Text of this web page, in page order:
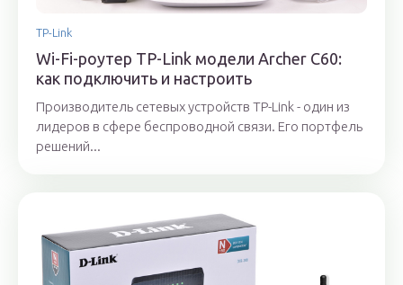
TP-Link
Wi-Fi-роутер TP-Link модели Archer C60:
как подключить и настроить
Производитель сетевых устройств TP-Link - один из
лидеров в сфере беспроводной связи. Его портфель
решений...